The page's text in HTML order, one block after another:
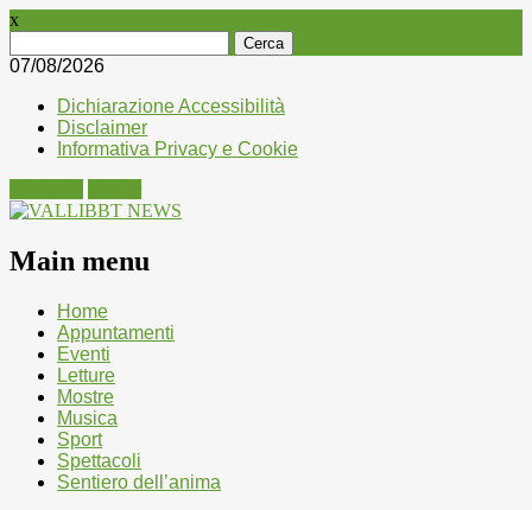
x
per:
07/08/2026
Dichiarazione Accessibilità
Disclaimer
Informativa Privacy e Cookie
Main menu
Skip
content
Home
Appuntamenti
Eventi
Letture
Mostre
Musica
Sport
Spettacoli
Sentiero dell’anima